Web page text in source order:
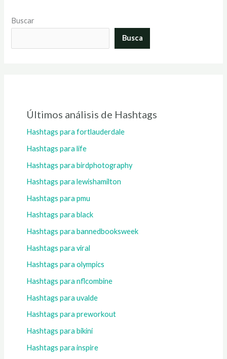
Buscar
Busca
Últimos análisis de Hashtags
Hashtags para fortlauderdale
Hashtags para life
Hashtags para birdphotography
Hashtags para lewishamilton
Hashtags para pmu
Hashtags para black
Hashtags para bannedbooksweek
Hashtags para viral
Hashtags para olympics
Hashtags para nflcombine
Hashtags para uvalde
Hashtags para preworkout
Hashtags para bikini
Hashtags para inspire